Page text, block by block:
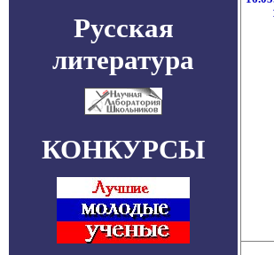
Русская
литература
КОНКУРСЫ